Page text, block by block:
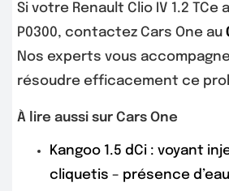
Si votre Renault Clio IV 1.2
P0300, contactez Cars One au
Nos experts vous
résoudre efficacement ce
À lire aussi sur Cars One
Kangoo 1.5 dCi : voyant
cliquetis – présence